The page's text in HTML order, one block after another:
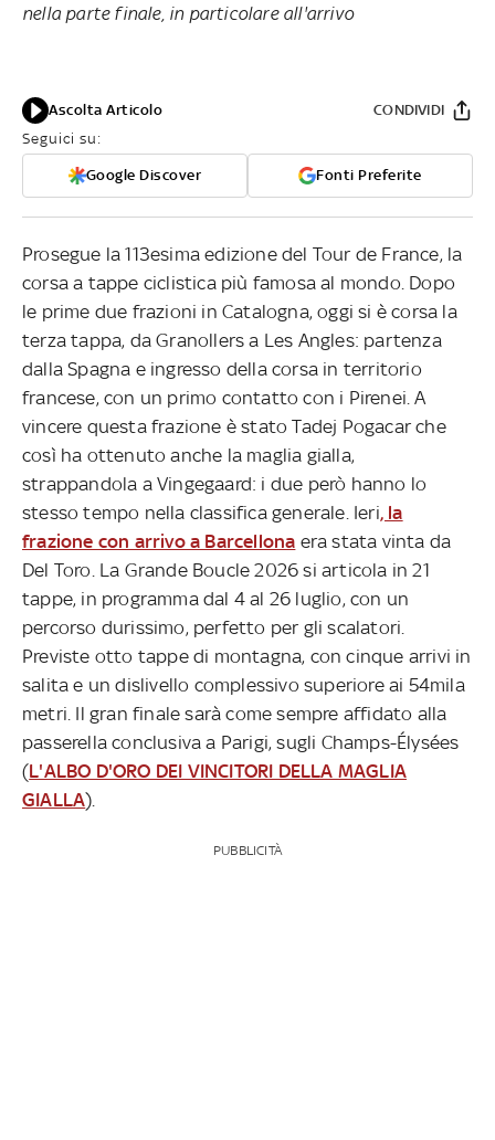
nella parte finale, in particolare all'arrivo
Ascolta Articolo
Seguici su:
Google Discover Fonti Preferite
CONDIVIDI
Prosegue la 113esima edizione del Tour de France, la
corsa a tappe ciclistica più famosa al mondo. Dopo
le prime due frazioni in Catalogna, oggi si è corsa la
terza tappa, da Granollers a Les Angles: partenza
dalla Spagna e ingresso della corsa in territorio
francese, con un primo contatto con i Pirenei. A
vincere questa frazione è stato Tadej Pogacar che
così ha ottenuto anche la maglia gialla,
strappandola a Vingegaard: i due però hanno lo
stesso tempo nella classifica generale. Ieri, la
frazione con arrivo a Barcellona era stata vinta da
Del Toro. La Grande Boucle 2026 si articola in 21
tappe, in programma dal 4 al 26 luglio, con un
percorso durissimo, perfetto per gli scalatori.
Previste otto tappe di montagna, con cinque arrivi in
salita e un dislivello complessivo superiore ai 54mila
metri. Il gran finale sarà come sempre affidato alla
passerella conclusiva a Parigi, sugli Champs-Élysées
(L'ALBO D'ORO DEI VINCITORI DELLA MAGLIA
GIALLA).
PUBBLICITÀ